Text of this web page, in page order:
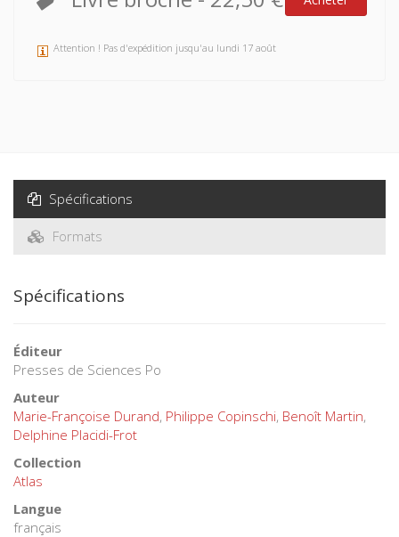
Attention ! Pas d'expédition jusqu'au lundi 17 août
Spécifications
Formats
Spécifications
Éditeur
Presses de Sciences Po
Auteur
Marie-Françoise Durand, Philippe Copinschi, Benoît Martin,
Delphine Placidi-Frot
Collection
Atlas
Langue
français